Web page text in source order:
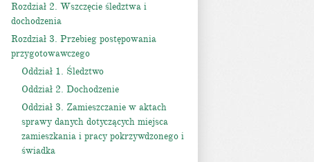
Rozdział 2. Wszczęcie śledztwa i
dochodzenia
Rozdział 3. Przebieg postępowania
przygotowawczego
Oddział 1. Śledztwo
Oddział 2. Dochodzenie
Oddział 3. Zamieszczanie w aktach
sprawy danych dotyczących miejsca
zamieszkania i pracy pokrzywdzonego i
świadka